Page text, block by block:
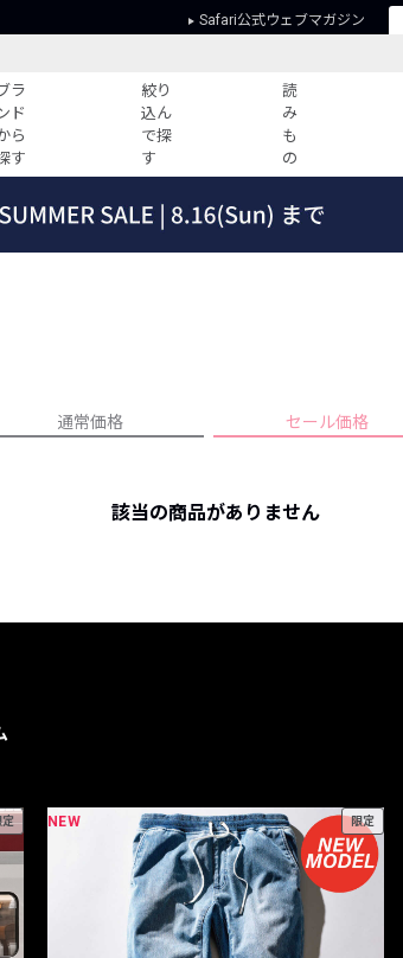
Safari公式ウェブマガジン
ラ
ド
ら
す
絞り
込ん
で探
す
読
み
も
の
の記事
記事ランキング
カスブランド
プライバシーポリシー
通常価格 セール価格
該当の商品がありません
定 NEW 限定